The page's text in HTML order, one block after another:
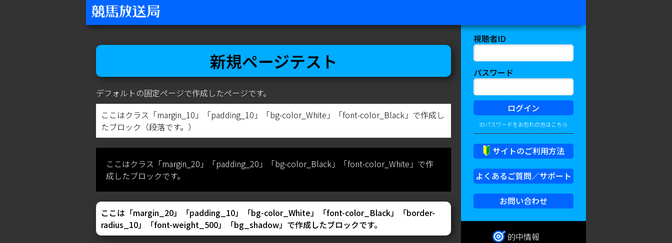
新規ページテスト
デフォルトの固定ページで作成したページです。
ここはクラス「margin_10」「padding_10」「bg-color_White」「font-color_Black」で作成し
たブロック（段落です。）
ここはクラス「margin_20」「padding_20」「bg-color_Black」「font-color_White」で作
成したブロックです。
ここは「margin_20」「padding_10」「bg-color_White」「font-color_Black」「border-
radius_10」「font-weight_500」「bg_shadow」で作成したブロックです。
視聴者ID
パスワード
IDパスワードをお忘れの方はこちら
サイトのご利用方法
よくあるご質問／サポート
お問い合わせ
的中情報